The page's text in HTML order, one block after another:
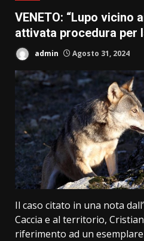
VENETO: “Lupo vicino
attivata procedura per
admin Agosto 31, 2024
Il caso citato in una nota
Caccia e al territorio,
riferimento ad un